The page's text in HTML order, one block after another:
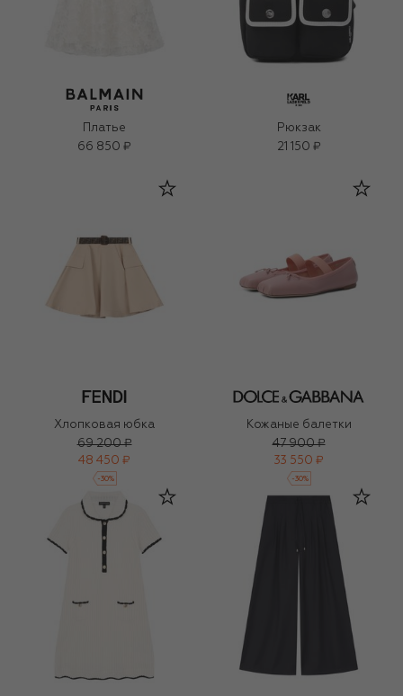
Платье
66 850 ₽
Рюкзак
21 150 ₽
Хлопковая юбка
69 200 ₽
48 450 ₽
-30%
Кожаные балетки
47 900 ₽
33 550 ₽
-30%